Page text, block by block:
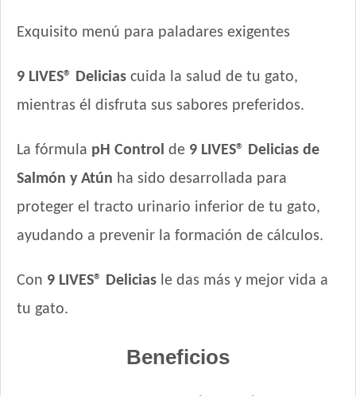
Kedi Special Care
Ken-l Gato Adulto
Kongo Gato Adulto sabor Carne y Pollo
Maintenance Criadores Gato Adulto
Maussy Gatos Adultos Mix Pescado
Maxxium Gato Trucha Patagónica
Mi Amigo Gato Adulto
Montañés Gato Adulto
Nature Gatos
NutriCare Gato Adulto
Exquisito menú para paladares exigentes
9 LIVES® Delicias cuida la salud de tu gato,
mientras él disfruta sus sabores preferidos.
La fórmula pH Control de 9 LIVES® Delicias de
Salmón y Atún ha sido desarrollada para
proteger el tracto urinario inferior de tu gato,
ayudando a prevenir la formación de cálculos.
Con 9 LIVES® Delicias le das más y mejor vida a
tu gato.
Beneficios